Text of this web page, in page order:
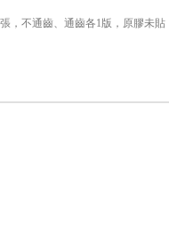
，不通齒、通齒各1版，原膠未貼